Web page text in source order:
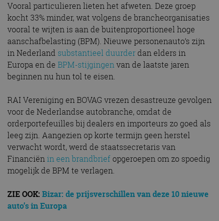
Vooral particulieren lieten het afweten. Deze groep
kocht 33% minder, wat volgens de brancheorganisaties
vooral te wijten is aan de buitenproportioneel hoge
aanschafbelasting (BPM). Nieuwe personenauto’s zijn
in Nederland substantieel duurderdan elders in
Europa en de BPM-stijgingenvan de laatste jaren
beginnen nu hun tol te eisen.
RAI Vereniging en BOVAG vrezen desastreuze gevolgen
voor de Nederlandse autobranche, omdat de
orderportefeuilles bij dealers en importeurs zo goed als
leeg zijn. Aangezien op korte termijn geen herstel
verwacht wordt, werd de staatssecretaris van
Financiënin een brandbriefopgeroepen om zo spoedig
mogelijk de BPM te verlagen.
ZIE OOK: Bizar: de prijsverschillen van deze 10 nieuwe
auto’s in Europa